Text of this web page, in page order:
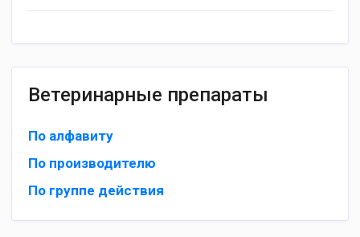
Ветеринарные препараты
По алфавиту
По производителю
По группе действия